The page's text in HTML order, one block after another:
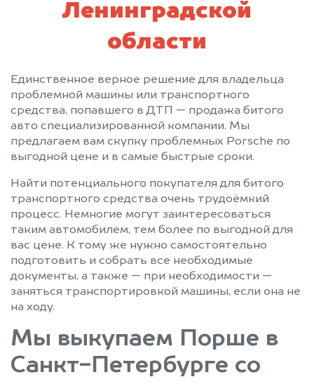
Ленинградской
области
Единственное верное решение для владельца
проблемной машины или транспортного
средства, попавшего в ДТП — продажа битого
авто специализированной компании. Мы
предлагаем вам скупку проблемных Porsche по
выгодной цене и в самые быстрые сроки.
Найти потенциального покупателя для битого
транспортного средства очень трудоёмкий
процесс. Немногие могут заинтересоваться
таким автомобилем, тем более по выгодной для
вас цене. К тому же нужно самостоятельно
подготовить и собрать все необходимые
документы, а также — при необходимости —
заняться транспортировкой машины, если она не
на ходу.
Мы выкупаем Порше в
Санкт-Петербурге со